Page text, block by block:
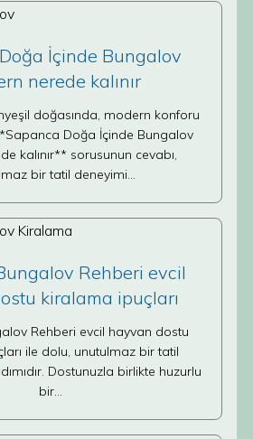
İçinde Bungalov
nerede kalınır
doğasında, modern konforu
Doğa İçinde Bungalov
kalınır** sorusunun cevabı,
bir tatil deneyimi…
Rehberi evcil
kiralama ipuçları
Rehberi evcil hayvan dostu
ile dolu, unutulmaz bir tatil
Dostunuzla birlikte huzurlu
bir…